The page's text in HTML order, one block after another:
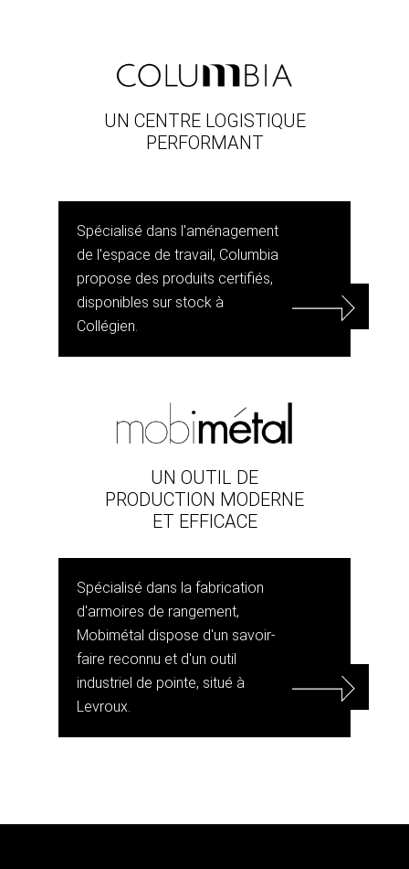
UN CENTRE LOGISTIQUE
PERFORMANT
Spécialisé dans l'aménagement
de l'espace de travail, Columbia
propose des produits certifiés,
disponibles sur stock à
Collégien.
UN OUTIL DE
PRODUCTION MODERNE
ET EFFICACE
Spécialisé dans la fabrication
d'armoires de rangement,
Mobimétal dispose d'un savoir-
faire reconnu et d'un outil
industriel de pointe, situé à
Levroux.